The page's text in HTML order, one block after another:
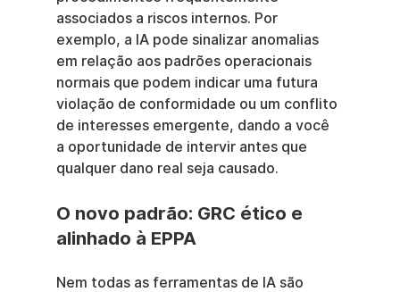
associados a riscos internos. Por
exemplo, a IA pode sinalizar anomalias
em relação aos padrões operacionais
normais que podem indicar uma futura
violação de conformidade ou um conflito
de interesses emergente, dando a você
a oportunidade de intervir antes que
qualquer dano real seja causado.
O novo padrão: GRC ético e
alinhado à EPPA
Nem todas as ferramentas de IA são